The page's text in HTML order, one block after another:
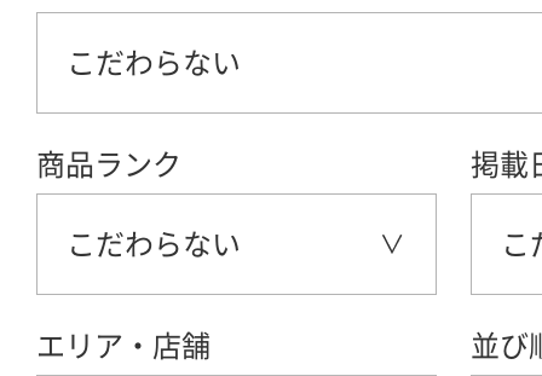
こだわらない
商品ランク
こだわらない
掲載
こ
エリア・店舗 並び